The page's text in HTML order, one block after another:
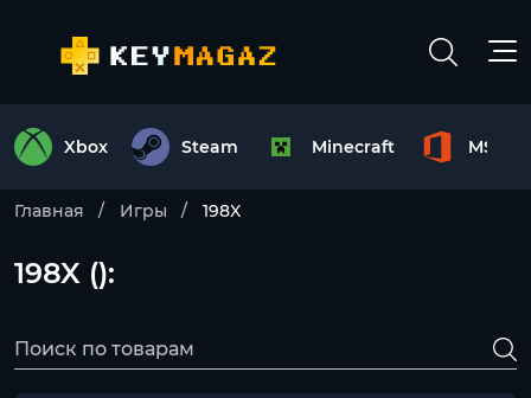
Xbox Steam Minecraft MS
Главная Игры 198X
198X ():